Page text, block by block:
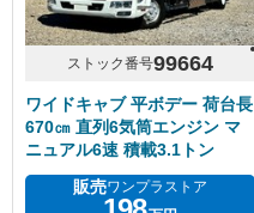
ストック番号99664
ワイドキャブ 平ボデー 荷台長
670㎝ 直列6気筒エンジン マ
ニュアル6速 積載3.1トン
販売ワンプラストア